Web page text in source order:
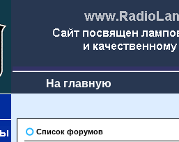
На главную
Список форумов